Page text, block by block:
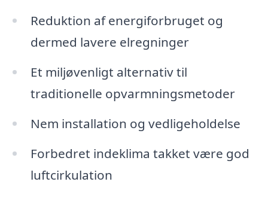
Reduktion af energiforbruget og
dermed lavere elregninger
Et miljøvenligt alternativ til
traditionelle opvarmningsmetoder
Nem installation og vedligeholdelse
Forbedret indeklima takket være god
luftcirkulation